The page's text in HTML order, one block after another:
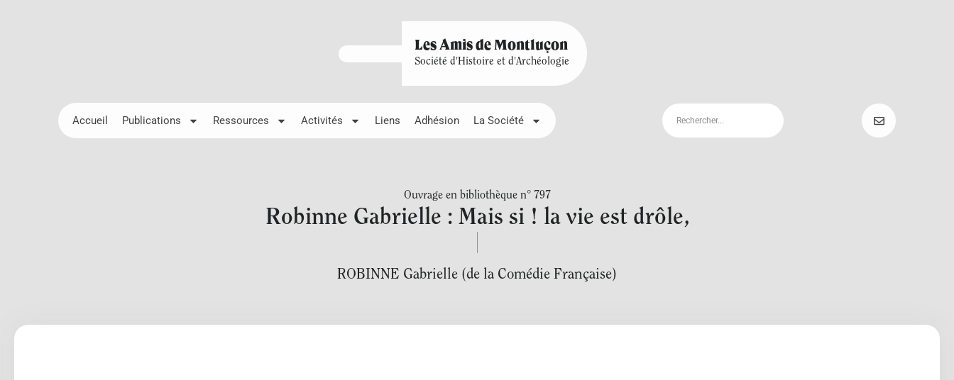
Les Amis de Montluçon
Société d'Histoire et d'Archéologie
Accueil Publications Ressources Activités Liens Adhésion La Société
Ouvrage en bibliothèque n° 797
Robinne Gabrielle : Mais si ! la vie est drôle,
ROBINNE Gabrielle (de la Comédie Française)